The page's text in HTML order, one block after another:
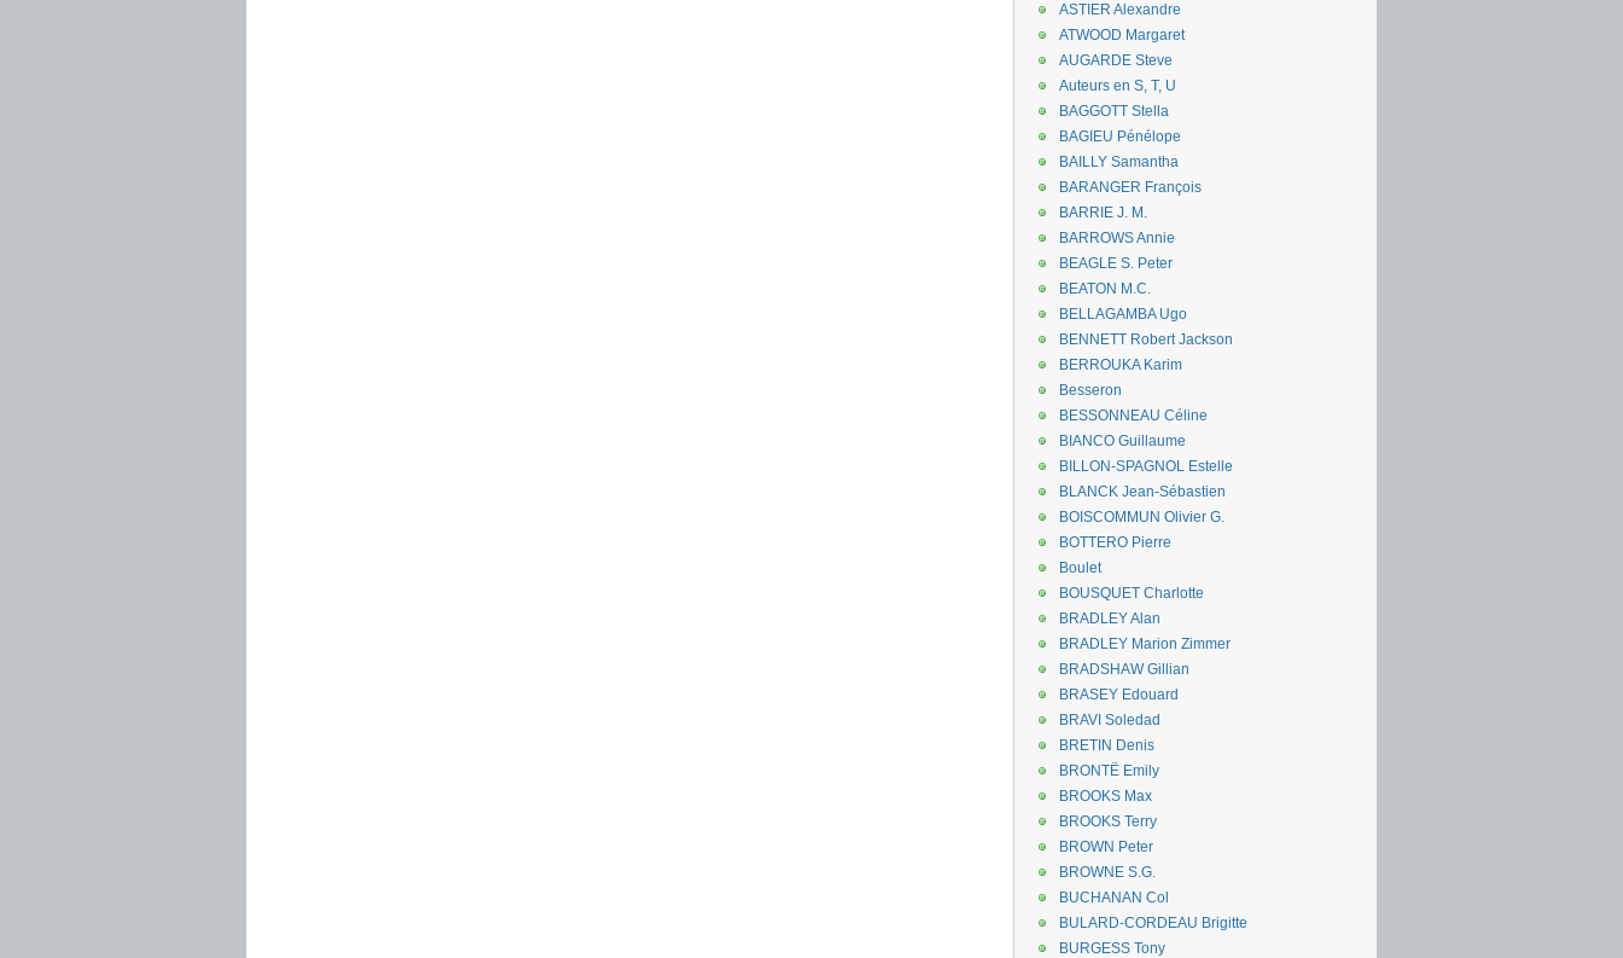
ASTIER Alexandre
ATWOOD Margaret
AUGARDE Steve
Auteurs en S, T, U
BAGGOTT Stella
BAGIEU Pénélope
BAILLY Samantha
BARANGER François
BARRIE J. M.
BARROWS Annie
BEAGLE S. Peter
BEATON M.C.
BELLAGAMBA Ugo
BENNETT Robert Jackson
BERROUKA Karim
Besseron
BESSONNEAU Céline
BIANCO Guillaume
BILLON-SPAGNOL Estelle
BLANCK Jean-Sébastien
BOISCOMMUN Olivier G.
BOTTERO Pierre
Boulet
BOUSQUET Charlotte
BRADLEY Alan
BRADLEY Marion Zimmer
BRADSHAW Gillian
BRASEY Edouard
BRAVI Soledad
BRETIN Denis
BRONTË Emily
BROOKS Max
BROOKS Terry
BROWN Peter
BROWNE S.G.
BUCHANAN Col
BULARD-CORDEAU Brigitte
BURGESS Tony